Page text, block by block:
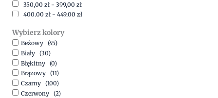
350,00 zł - 399,00 zł
400,00 zł - 449,00 zł
500,00zł-1500,00
Wybierz kolory
Beżowy (45)
Biały (30)
Błękitny (0)
Brązowy (11)
Czarny (100)
Czerwony (2)